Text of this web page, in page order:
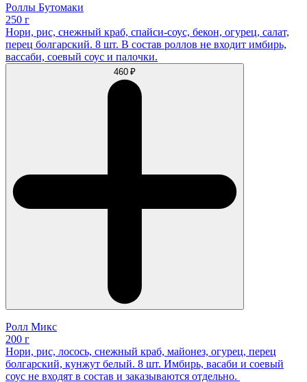
Роллы Бутомаки
250 г
Нори, рис, снежный краб, спайси-соус, бекон, огурец, салат,
перец болгарский. 8 шт. В состав роллов не входит имбирь,
вассаби, соевый соус и палочки.
460 ₽
Ролл Микс
200 г
Нори, рис, лосось, снежный краб, майонез, огурец, перец
болгарский, кунжут белый. 8 шт. Имбирь, васаби и соевый
соус не входят в состав и заказываются отдельно.